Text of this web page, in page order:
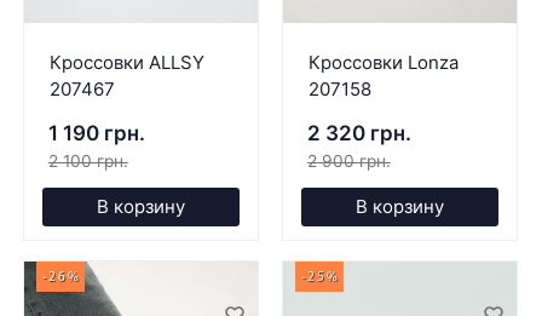
Кроссовки ALLSY
207467
1 190 грн.
2 100 грн.
В корзину
Кроссовки Lonza
207158
2 320 грн.
2 900 грн.
В корзину
-26% -25%